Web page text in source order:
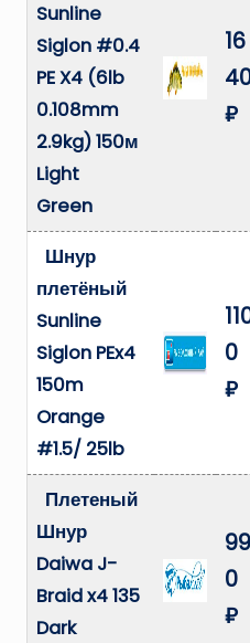
Sunline
Siglon #0.4
PE X4 (6lb
0.108mm
2.9kg) 150м
Light
Green
16
₽
Шнур
плетёный
Sunline
Siglon PEx4
150m
Orange
#1.5/ 25lb
0
₽
Плетеный
Шнур
Daiwa J-
Braid x4 135
Dark
99
0
₽